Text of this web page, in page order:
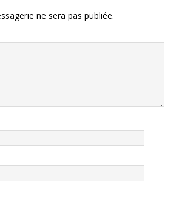
ne sera pas publiée.